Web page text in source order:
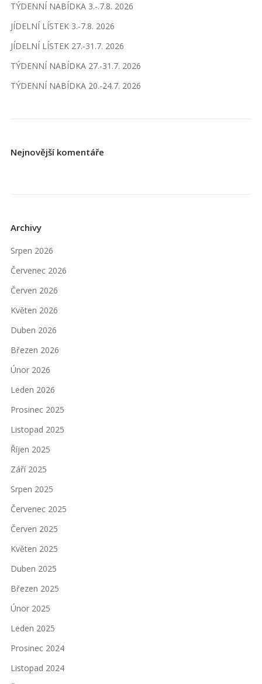
TÝDENNÍ NABÍDKA 3.-.7.8. 2026
JÍDELNÍ LÍSTEK 3.-7.8. 2026
JÍDELNÍ LÍSTEK 27.-31.7. 2026
TÝDENNÍ NABÍDKA 27.-31.7. 2026
TÝDENNÍ NABÍDKA 20.-24.7. 2026
Nejnovější komentáře
Archivy
Srpen 2026
Červenec 2026
Červen 2026
Květen 2026
Duben 2026
Březen 2026
Únor 2026
Leden 2026
Prosinec 2025
Listopad 2025
Říjen 2025
Září 2025
Srpen 2025
Červenec 2025
Červen 2025
Květen 2025
Duben 2025
Březen 2025
Únor 2025
Leden 2025
Prosinec 2024
Listopad 2024